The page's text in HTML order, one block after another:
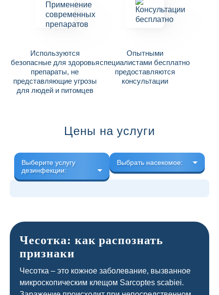
Используются
безопасные для здоровья
препараты, не
представляющие угрозы
для людей и питомцев
Опытными
специалистами бесплатно
предоставляются
консультации
Цены на услуги
Выберите услугу
дезинфекции:
Выбрать насекомое:
Чесотка: как распознать
признаки
Чесотка – это кожное заболевание, вызванное
микроскопическим клещом Sarcoptes scabiei.